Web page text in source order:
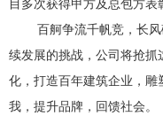
目多次获得甲方及总包方表
百舸争流千帆竞，长风
续发展的挑战，公司将抢抓
化，打造百年建筑企业，雕
我，提升品牌，回馈社会。